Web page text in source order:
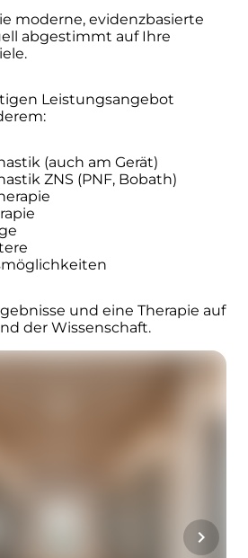
moderne, evidenzbasierte
abgestimmt auf Ihre
Leistungsangebot
(auch am Gerät)
ZNS (PNF, Bobath)
und eine Therapie auf
der Wissenschaft.
chevron_right